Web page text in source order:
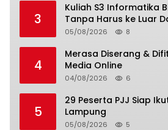
3
Kuliah S3 Informatika
Tanpa Harus ke Luar
05/08/2026 8
4
Merasa Diserang &
Media Online
04/08/2026 6
5
29 Peserta PJJ Siap Ikuti MPLS,
Lampung
05/08/2026 5